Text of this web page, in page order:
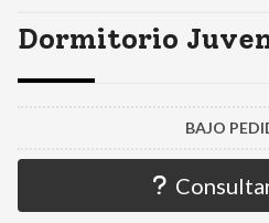
Dormitorio
BAJO